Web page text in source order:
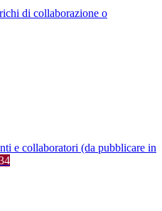
di collaborazione o
e collaboratori (da pubblicare in